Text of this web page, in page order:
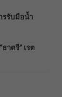
รรับมือน้ำ
าตรี” เรต